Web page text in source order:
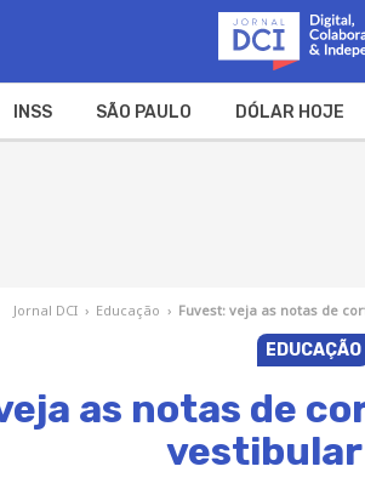
INSS SÃO PAULO DÓLAR HOJE
Jornal DCI › Educação › Fuvest: veja as notas de
EDUCAÇÃO
as notas de
vestibular